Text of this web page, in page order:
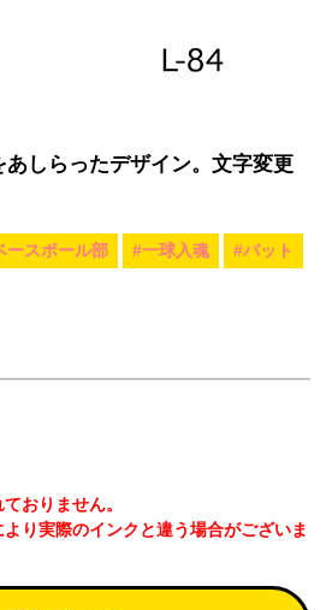
しらったデザイン。文字変更
ースボール部 #一球入魂 #バット
おりません。
り実際のインクと違う場合がございま